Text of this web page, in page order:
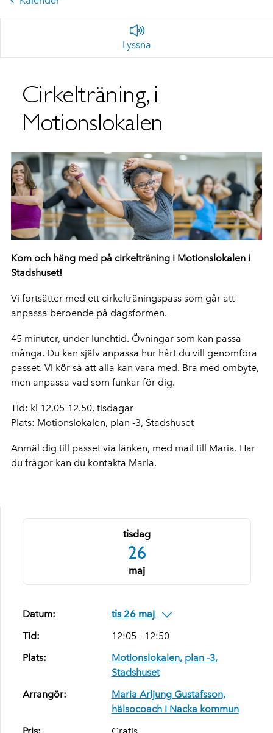
Lyssna
tisdag
26
maj
Datum:
tis 26 maj
Tid:
12:05 - 12:50
Plats:
Motionslokalen, plan -3,
Stadshuset
Arrangör:
Maria Arljung Gustafsson,
hälsocoach i Nacka kommun
Cirkelträning, i
Motionslokalen
Kom och häng med på cirkelträning i Motionslokalen i
Stadshuset!
Vi fortsätter med ett cirkelträningspass som går att
anpassa beroende på dagsformen.
45 minuter, under lunchtid. Övningar som kan passa
många. Du kan själv anpassa hur hårt du vill genomföra
passet. Vi kör så att alla kan vara med. Bra med ombyte,
men anpassa vad som funkar för dig.
Tid: kl 12.05-12.50, tisdagar
Plats: Motionslokalen, plan -3, Stadshuset
Anmäl dig till passet via länken, med mail till Maria. Har
du frågor kan du kontakta Maria.